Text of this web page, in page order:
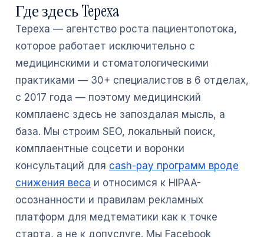
Где здесь Tepexa
Tepexa — агентство роста пациентопотока,
которое работает исключительно с
медицинскими и стоматологическими
практиками — 30+ специалистов в 6 отделах,
с 2017 года — поэтому медицинский
комплаенс здесь не запоздалая мысль, а
база. Мы строим SEO, локальный поиск,
комплаентные соцсети и воронки
консультаций для cash-pay программ вроде
снижения веса и относимся к HIPAA-
осознанности и правилам рекламных
платформ для медтематики как к точке
старта, а не к допуслуге. Мы Facebook